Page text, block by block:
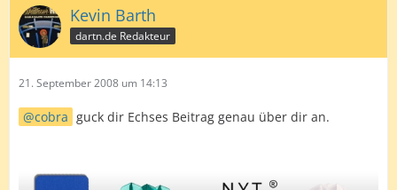
Kevin Barth
dartn.de Redakteur
21. September 2008 um 14:13
cobra guck dir Echses Beitrag genau über dir an.